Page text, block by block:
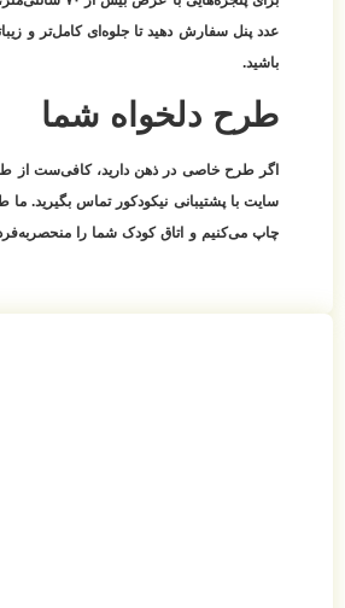
عدد پنل سفارش دهید تا جلوه‌ای کامل‌تر و
باشید.
طرح دلخواه شما
اگر طرح خاصی در ذهن دارید، کافی‌ست از
سایت با پشتیبانی نیکودکور تماس بگیرید.
چاپ می‌کنیم و اتاق کودک شما را